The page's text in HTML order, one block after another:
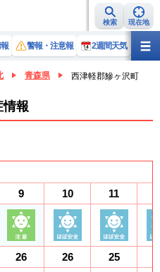
検索 現在地
警報・注意報 2週間天気 ラ
青森県 西津軽郡鰺ヶ沢町
情報
9
26
10
26
11
25